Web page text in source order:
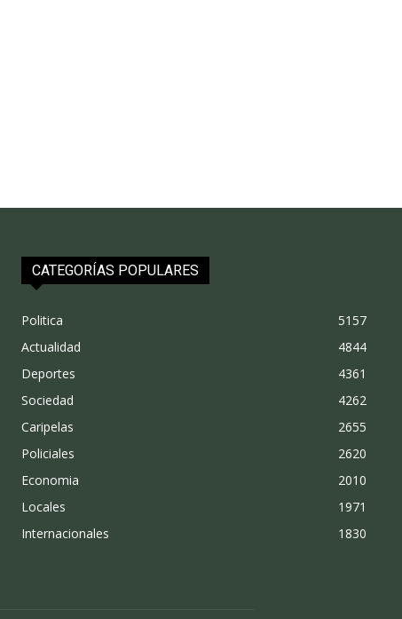
CATEGORÍAS POPULARES
Politica
5157
Actualidad
4844
Deportes
4361
Sociedad
4262
Caripelas
2655
Policiales
2620
Economia
2010
Locales
1971
Internacionales
1830